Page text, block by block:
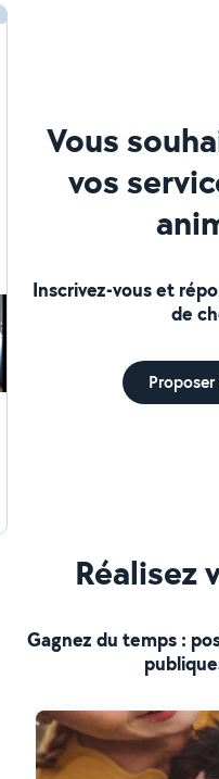
Vous
vos
Inscrivez-vous et
de
Réalisez
Gagnez du temps :